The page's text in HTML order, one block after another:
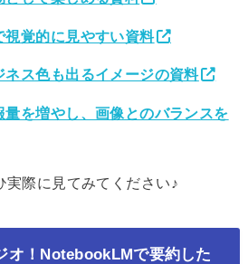
視覚的に見やすい資料
ネス色も出るイメージの資料
量を増やし、画像とのバランスを
実際に見てみてください♪
オ！NotebookLMで要約した